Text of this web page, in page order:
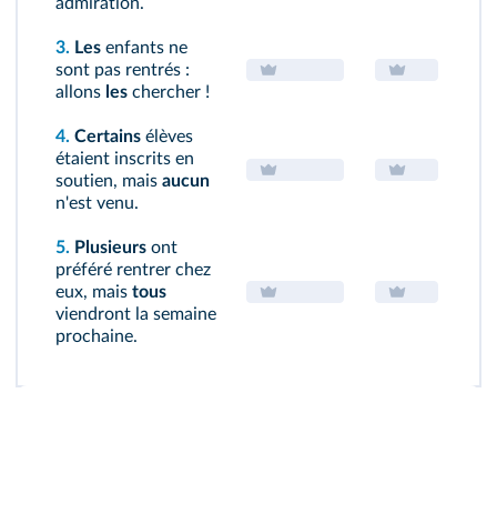
3. Les enfants ne
sont pas rentrés :
allons les chercher !
4. Certains élèves
étaient inscrits en
soutien, mais aucun
n'est venu.
5. Plusieurs ont
préféré rentrer chez
eux, mais tous
viendront la semaine
prochaine.